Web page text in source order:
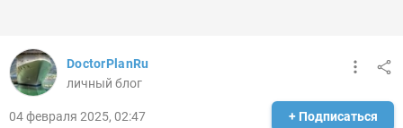
DoctorPlanRu
личный блог
04 февраля 2025, 02:47 + Подписаться